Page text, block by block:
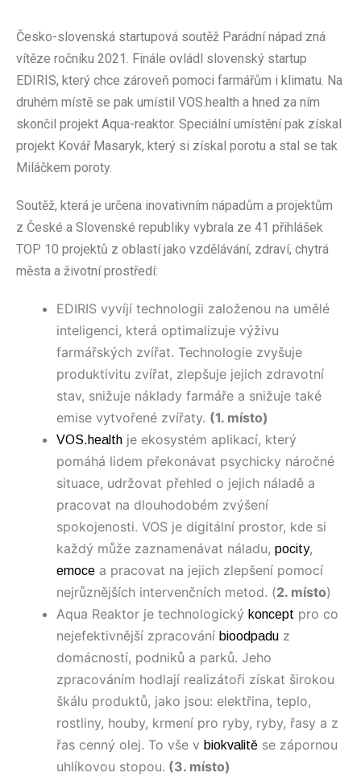
Česko-slovenská startupová soutěž Parádní nápad zná
vítěze ročníku 2021. Finále ovládl slovenský startup
EDIRIS, který chce zároveň pomoci farmářům i klimatu. Na
druhém místě se pak umístil VOS.health a hned za ním
skončil projekt Aqua-reaktor. Speciální umístění pak získal
projekt Kovář Masaryk, který si získal porotu a stal se tak
Miláčkem poroty.
Soutěž, která je určena inovativním nápadům a projektům
z České a Slovenské republiky vybrala ze 41 přihlášek
TOP 10 projektů z oblastí jako vzdělávání, zdraví, chytrá
města a životní prostředí:
EDIRIS vyvíjí technologii založenou na umělé
inteligenci, která optimalizuje výživu
farmářských zvířat. Technologie zvyšuje
produktivitu zvířat, zlepšuje jejich zdravotní
stav, snižuje náklady farmáře a snižuje také
emise vytvořené zvířaty. (1. místo)
VOS.health je ekosystém aplikací, který
pomáhá lidem překonávat psychicky náročné
situace, udržovat přehled o jejich náladě a
pracovat na dlouhodobém zvýšení
spokojenosti. VOS je digitální prostor, kde si
každý může zaznamenávat náladu, pocity,
emoce a pracovat na jejich zlepšení pomocí
nejrůznějších intervenčních metod. (2. místo)
Aqua Reaktor je technologický koncept pro co
nejefektivnější zpracování bioodpadu z
domácností, podniků a parků. Jeho
zpracováním hodlají realizátoři získat širokou
škálu produktů, jako jsou: elektřina, teplo,
rostliny, houby, krmení pro ryby, ryby, řasy a z
řas cenný olej. To vše v biokvalitě se zápornou
uhlíkovou stopou. (3. místo)